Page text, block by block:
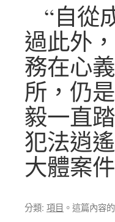
“自從
過此外
務在心
所，仍
毅一直
犯法逍
大體案
分類: 項目 。這篇內容的